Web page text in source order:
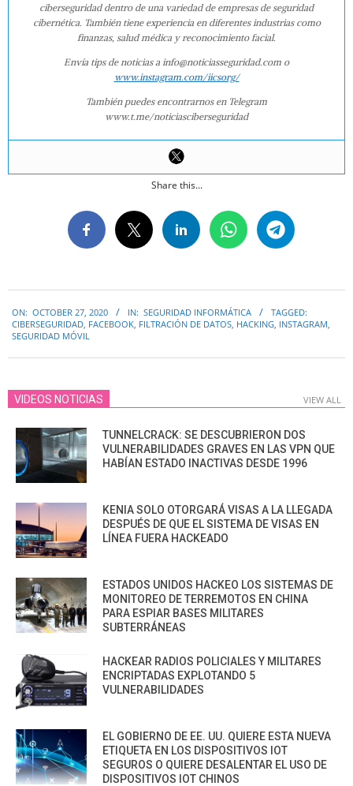
ciberseguridad dentro de una variedad de empresas de seguridad
cibernética. También tiene experiencia en diferentes industrias como
finanzas, salud médica y reconocimiento facial.
Envía tips de noticias a info@noticiasseguridad.com o
www.instagram.com/iicsorg/
También puedes encontrarnos en Telegram
www.t.me/noticiasciberseguridad
Share this...
10-
27
ON: OCTOBER 27, 2020 IN: SEGURIDAD INFORMÁTICA
TAGGED:
CIBERSEGURIDAD, FACEBOOK, FILTRACIÓN DE DATOS, HACKING, INSTAGRAM,
SEGURIDAD MÓVIL
VIDEOS NOTICIAS VIEW ALL
TUNNELCRACK: SE DESCUBRIERON DOS
VULNERABILIDADES GRAVES EN LAS VPN QUE
HABÍAN ESTADO INACTIVAS DESDE 1996
KENIA SOLO OTORGARÁ VISAS A LA LLEGADA
DESPUÉS DE QUE EL SISTEMA DE VISAS EN
LÍNEA FUERA HACKEADO
ESTADOS UNIDOS HACKEO LOS SISTEMAS DE
MONITOREO DE TERREMOTOS EN CHINA
PARA ESPIAR BASES MILITARES
SUBTERRÁNEAS
HACKEAR RADIOS POLICIALES Y MILITARES
ENCRIPTADAS EXPLOTANDO 5
VULNERABILIDADES
EL GOBIERNO DE EE. UU. QUIERE ESTA NUEVA
ETIQUETA EN LOS DISPOSITIVOS IOT
SEGUROS O QUIERE DESALENTAR EL USO DE
DISPOSITIVOS IOT CHINOS